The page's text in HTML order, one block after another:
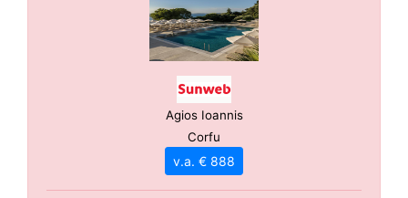
Agios Ioannis
Corfu
v.a. € 888